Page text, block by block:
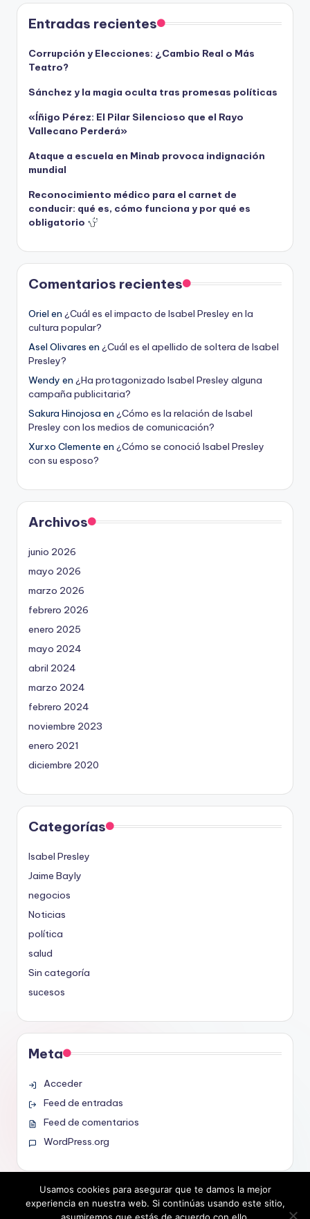
Entradas recientes
Corrupción y Elecciones: ¿Cambio Real o Más
Teatro?
Sánchez y la magia oculta tras promesas políticas
«Íñigo Pérez: El Pilar Silencioso que el Rayo
Vallecano Perderá»
Ataque a escuela en Minab provoca indignación
mundial
Reconocimiento médico para el carnet de
conducir: qué es, cómo funciona y por qué es
obligatorio
Comentarios recientes
Oriel en ¿Cuál es el impacto de Isabel Presley en la
cultura popular?
Asel Olivares en ¿Cuál es el apellido de soltera de Isabel
Presley?
Wendy en ¿Ha protagonizado Isabel Presley alguna
campaña publicitaria?
Sakura Hinojosa en ¿Cómo es la relación de Isabel
Presley con los medios de comunicación?
Xurxo Clemente en ¿Cómo se conoció Isabel Presley
con su esposo?
Archivos
junio 2026
mayo 2026
marzo 2026
febrero 2026
enero 2025
mayo 2024
abril 2024
marzo 2024
febrero 2024
noviembre 2023
enero 2021
diciembre 2020
Categorías
Isabel Presley
Jaime Bayly
negocios
Noticias
política
salud
Sin categoría
sucesos
Meta
Acceder
Feed de entradas
Feed de comentarios
WordPress.org
Usamos cookies para asegurar que te damos la mejor
experiencia en nuestra web. Si continúas usando este sitio,